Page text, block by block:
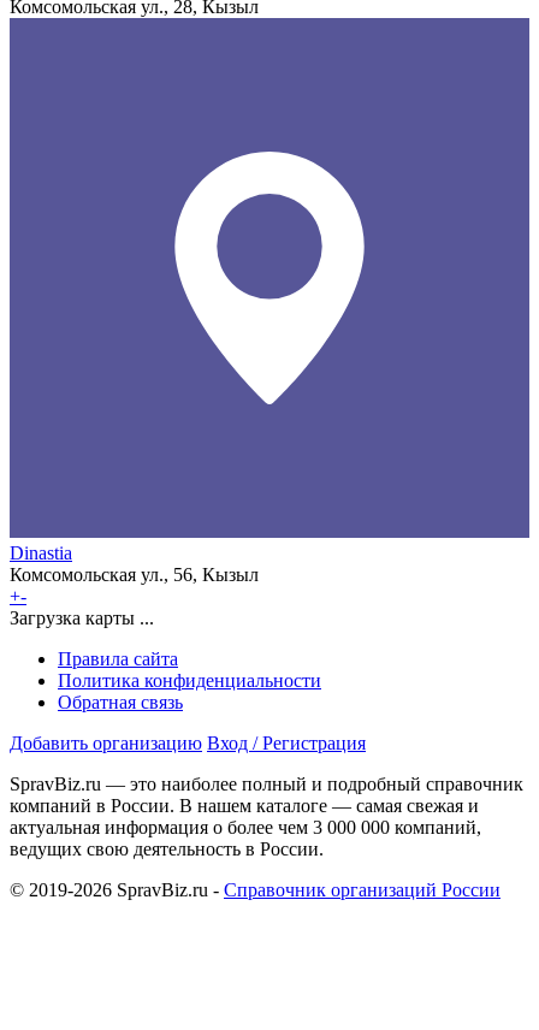
Комсомольская ул., 28, Кызыл
Dinastia
Комсомольская ул., 56, Кызыл
+-
Загрузка карты ...
Правила сайта
Политика конфиденциальности
Обратная связь
Добавить организацию Вход / Регистрация
SpravBiz.ru — это наиболее полный и подробный справочник
компаний в России. В нашем каталоге — самая свежая и
актуальная информация о более чем 3 000 000 компаний,
ведущих свою деятельность в России.
© 2019-2026 SpravBiz.ru - Справочник организаций России